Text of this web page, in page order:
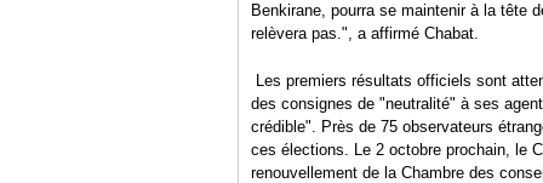
Benkirane, pourra se maintenir à la tête
relèvera pas.", a affirmé Chabat.
Les premiers résultats officiels sont
des consignes de "neutralité" à ses
crédible". Près de 75 observateurs
ces élections. Le 2 octobre prochain, le
renouvellement de la Chambre des